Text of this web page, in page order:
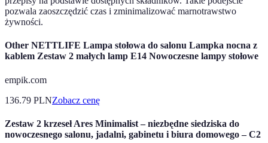
pozwala zaoszczędzić czas i zminimalizować marnotrawstwo
żywności.
Other NETTLIFE Lampa stołowa do salonu Lampka nocna z
kablem Zestaw 2 małych lamp E14 Nowoczesne lampy stołowe
empik.com
136.79 PLNZobacz cenę
Zestaw 2 krzeseł Ares Minimalist – niezbędne siedziska do
nowoczesnego salonu, jadalni, gabinetu i biura domowego – C2